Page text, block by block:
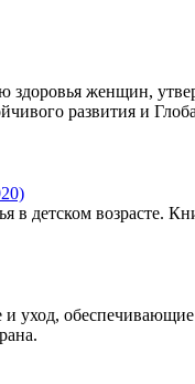
женщин,
развития и
детском возрасте.
уход,